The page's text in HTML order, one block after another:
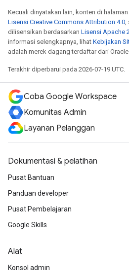
Kecuali dinyatakan lain, konten di
Lisensi Creative Commons Attribution 4.0,
dilisensikan berdasarkan Lisensi Apache
informasi selengkapnya, lihat Kebijakan
adalah merek dagang terdaftar dari
Terakhir diperbarui pada 2026-07-19 UTC.
Coba Google Workspace
Komunitas Admin
Layanan Pelanggan
Dokumentasi & pelatihan
Pusat Bantuan
Panduan developer
Pusat Pembelajaran
Google Skills
Alat
Konsol admin